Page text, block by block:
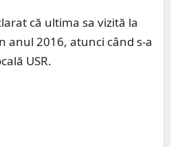
că ultima sa vizită la
anul 2016, atunci când s-a
USR.